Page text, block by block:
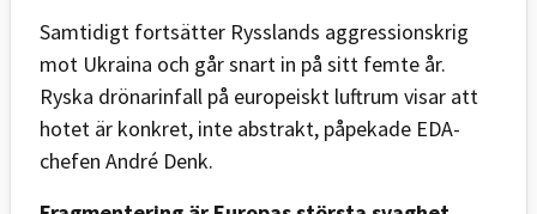
Samtidigt fortsätter Rysslands aggressionskrig
mot Ukraina och går snart in på sitt femte år.
Ryska drönarinfall på europeiskt luftrum visar att
hotet är konkret, inte abstrakt, påpekade EDA-
chefen André Denk.